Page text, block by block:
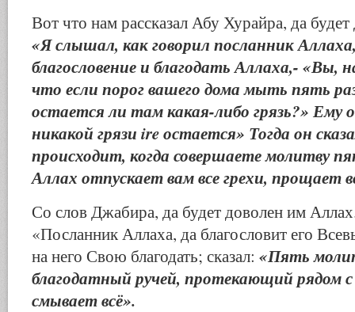
Вот что нам рассказал Абу Хурайра, да
«Я слышал, как говорил посланник
благословение и благодать Аллаха,- «Вы,
что если порог вашего дома мыть пять
остается ли там какая-либо грязь?»
никакой грязи ire остается» Тогда он
происходит, когда совершаете молитву
Аллах отпускает вам все грехи, прощает
Со слов Джабира, да будет доволен им
«Посланник Аллаха, да благословит его
на него Свою благодать; сказал: «Пять
благодатный ручей, протекающий рядом
смывает всё».